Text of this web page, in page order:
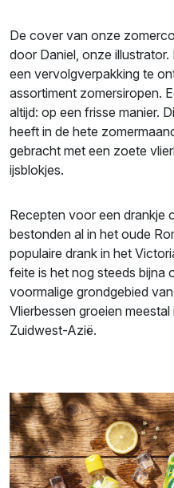
De cover van onze
door Daniel, onze
een vervolgverpakking te
assortiment zomersiropen.
altijd: op een frisse manier.
heeft in de hete
gebracht met een zoete
ijsblokjes.
Recepten voor een drankje
bestonden al in het oude
populaire drank in het
feite is het nog steeds bijna
voormalige grondgebied
Vlierbessen groeien
Zuidwest-Azië.